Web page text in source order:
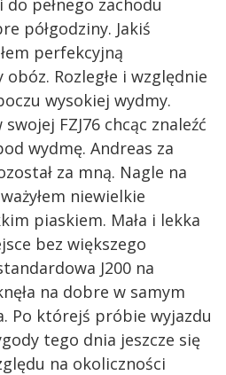
półgodziny. Jakiś
perfekcyjną
Rozległe i względnie
wysokiej wydmy.
FZJ76 chcąc znaleźć
wydmę. Andreas za
za mną. Nagle na
niewielkie
piaskiem. Mała i lekka
bez większego
J200 na
na dobre w samym
Po którejś próbie wyjazdu
tego dnia jeszcze się
na okoliczności